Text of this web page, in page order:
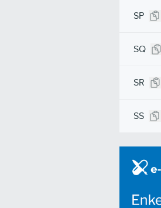
SP
SQ
SR
SS